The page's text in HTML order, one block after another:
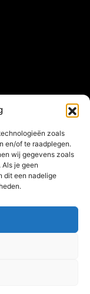
zoals
en/of te raadplegen.
wij gegevens zoals
je geen
dit een nadelige